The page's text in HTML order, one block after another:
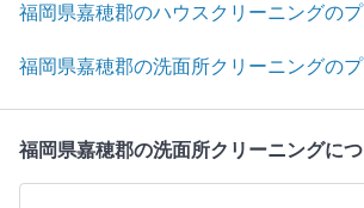
福岡県嘉穂郡のハウスクリーニングの
福岡県嘉穂郡の洗面所クリーニングの
福岡県嘉穂郡の洗面所クリーニングに